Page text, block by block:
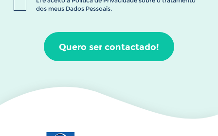
dos meus Dados Pessoais.
Quero ser contactado!